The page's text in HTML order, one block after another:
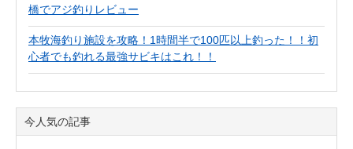
橋でアジ釣りレビュー
本牧海釣り施設を攻略！1時間半で100匹以上釣った！！初
心者でも釣れる最強サビキはこれ！！
今人気の記事